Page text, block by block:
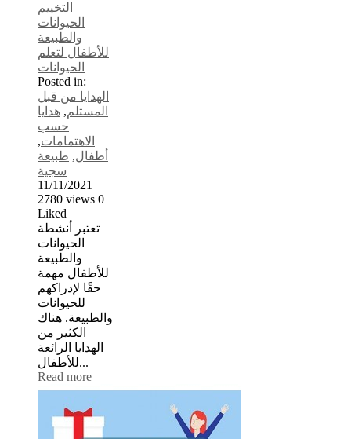
التخييم
الحيوانات
والطبيعة
للأطفال لتعلم
الحيوانات
Posted in:
الهدايا من قبل
المستلم, هدايا
حسب
الاهتمامات,
أطفال, طبيعة
سجية
11/11/2021
2780 views 0
Liked
تعتبر أنشطة
الحيوانات
والطبيعة
للأطفال مهمة
حقًا لإدراكهم
للحيوانات
والطبيعة. هناك
الكثير من
الهدايا الرائعة
للأطفال...
Read more